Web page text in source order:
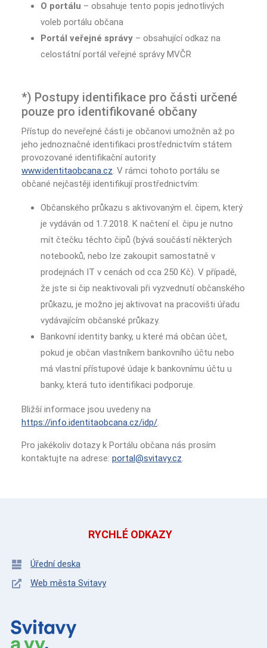
O portálu – obsahuje tento popis jednotlivých
voleb portálu občana
Portál veřejné správy – obsahující odkaz na
celostátní portál veřejné správy MVČR
*) Postupy identifikace pro části určené
pouze pro identifikované občany
Přístup do neveřejné části je občanovi umožněn až po
jeho jednoznačné identifikaci prostřednictvím státem
provozované identifikační autority
www.identitaobcana.cz. V rámci tohoto portálu se
občané nejčastěji identifikují prostřednictvím:
Občanského průkazu s aktivovaným el. čipem, který
je vydáván od 1.7.2018. K načtení el. čipu je nutno
mít čtečku těchto čipů (bývá součástí některých
notebooků, nebo lze zakoupit samostatně v
prodejnách IT v cenách od cca 250 Kč). V případě,
že jste si čip neaktivovali při vyzvednutí občanského
průkazu, je možno jej aktivovat na pracovišti úřadu
vydávajícím občanské průkazy.
Bankovní identity banky, u které má občan účet,
pokud je občan vlastníkem bankovního účtu nebo
má vlastní přístupové údaje k bankovnímu účtu u
banky, která tuto identifikaci podporuje.
Bližší informace jsou uvedeny na
https://info.identitaobcana.cz/idp/.
Pro jakékoliv dotazy k Portálu občana nás prosím
kontaktujte na adrese: portal@svitavy.cz.
RYCHLÉ ODKAZY
Úřední deska
Web města Svitavy